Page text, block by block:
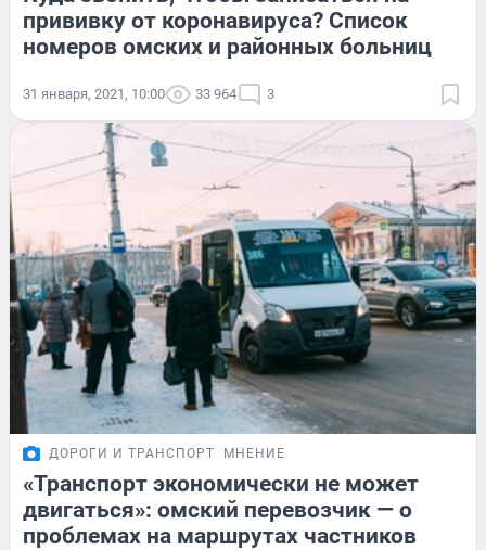
прививку от коронавируса? Список
номеров омских и районных больниц
31 января, 2021, 10:00 33 964 3
ДОРОГИ И ТРАНСПОРТ МНЕНИЕ
«Транспорт экономически не может
двигаться»: омский перевозчик — о
проблемах на маршрутах частников